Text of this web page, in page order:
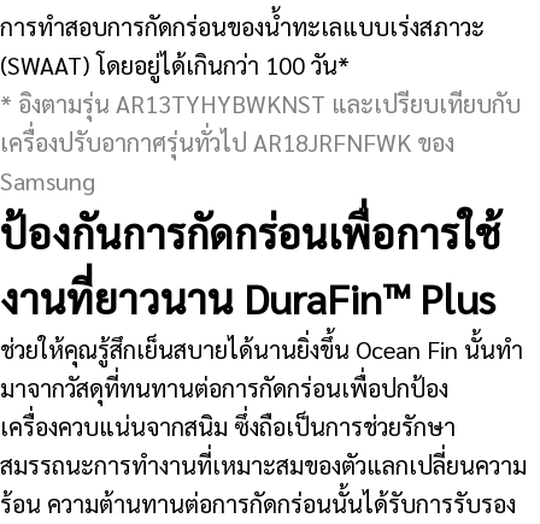
การทำสอบการกัดกร่อนของน้ำทะเลแบบเร่งสภาวะ
(SWAAT) โดยอยู่ได้เกินกว่า 100 วัน*
* อิงตามรุ่น AR13TYHYBWKNST และเปรียบเทียบกับ
เครื่องปรับอากาศรุ่นทั่วไป AR18JRFNFWK ของ
Samsung
ป้องกันการกัดกร่อนเพื่อการใช้
งานที่ยาวนาน DuraFin™ Plus
ช่วยให้คุณรู้สึกเย็นสบายได้นานยิ่งขึ้น Ocean Fin นั้นทำ
มาจากวัสดุที่ทนทานต่อการกัดกร่อนเพื่อปกป้อง
เครื่องควบแน่นจากสนิม ซึ่งถือเป็นการช่วยรักษา
สมรรถนะการทำงานที่เหมาะสมของตัวแลกเปลี่ยนความ
ร้อน ความต้านทานต่อการกัดกร่อนนั้นได้รับการรับรอง